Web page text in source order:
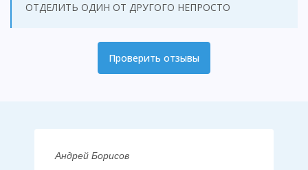
ОТДЕЛИТЬ ОДИН ОТ ДРУГОГО НЕПРОСТО
Проверить отзывы
Андрей Борисов